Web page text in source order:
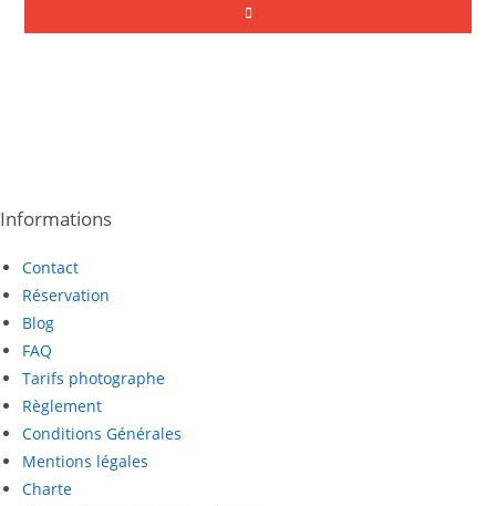
Informations
Contact
Réservation
Blog
FAQ
Tarifs photographe
Règlement
Conditions Générales
Mentions légales
Charte